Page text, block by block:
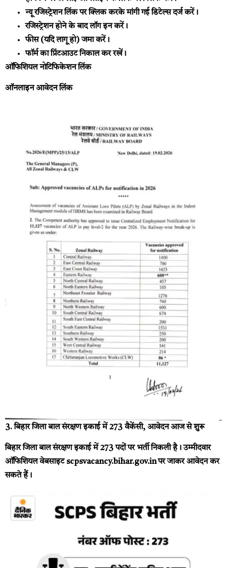
न्यू रजिस्ट्रेशन लिंक पर क्लिक करके मांगी गई डिटेल्स दर्ज करें।
रजिस्ट्रेशन होने के बाद लॉग इन करें।
फीस (यदि लागू हो) जमा करें।
फॉर्म का प्रिंटआउट निकाल कर रखें।
ऑफिशियल नोटिफिकेशन लिंक
ऑनलाइन आवेदन लिंक
3. बिहार जिला बाल संरक्षण इकाई में 273 वैकेंसी, आवेदन आज से शुरू
बिहार जिला बाल संरक्षण इकाई में 273 पदों पर भर्ती निकली है। उम्मीदवार
ऑफिशियल वेबसाइट scpsvacancy.bihar.gov.in पर जाकर आवेदन कर
सकते हैं।